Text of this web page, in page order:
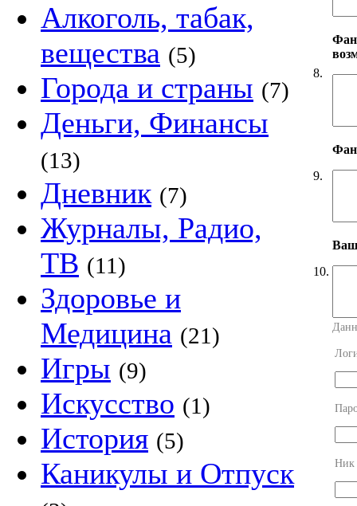
Алкоголь, табак,
вещества (5)
Города и страны (7)
Деньги, Финансы
(13)
Дневник (7)
Журналы, Радио,
ТВ (11)
Здоровье и
Медицина (21)
Игры (9)
Искусство (1)
История (5)
Каникулы и Отпуск
8.
9.
10.
Ник